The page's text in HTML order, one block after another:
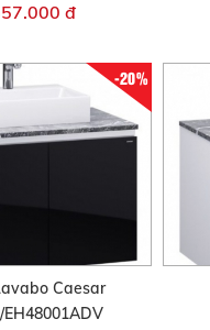
đ
-20%
Caesar
EH48001ADV